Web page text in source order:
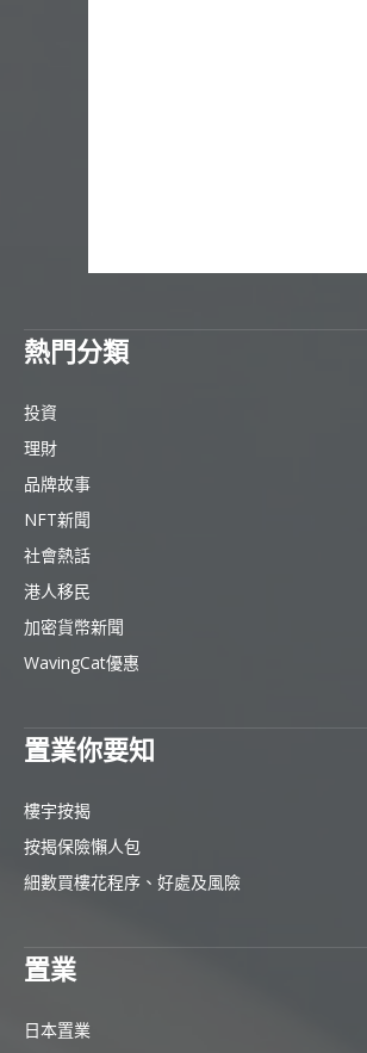
熱門分類
投資
理財
品牌故事
NFT新聞
社會熱話
港人移民
加密貨幣新聞
WavingCat優惠
置業你要知
樓宇按揭
按揭保險懶人包
細數買樓花程序、好處及風險
置業
日本置業